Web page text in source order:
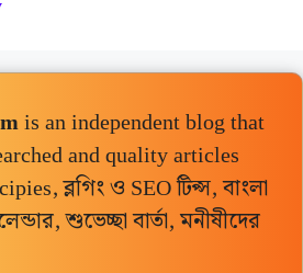
is an independent blog that
and quality articles
ব্লগিং ও SEO টিপ্স, বাংলা
শুভেচ্ছা বার্তা, মনীষীদের